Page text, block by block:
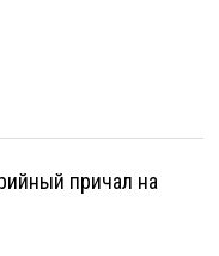
причал на